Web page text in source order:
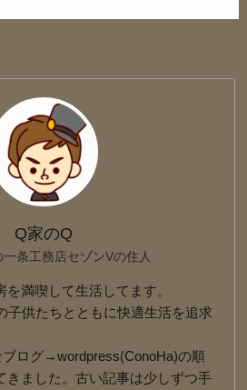
Q家のQ
条工務店セゾンVの住人
満喫して生活してます。
子供たちとともに快適生活を追求
ログ→wordpress(ConoHa)の順
きました。古い記事は少しずつ手